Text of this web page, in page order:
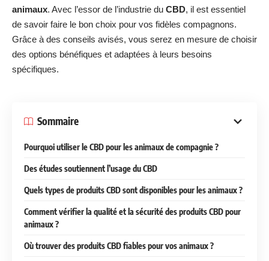
animaux. Avec l’essor de l’industrie du CBD, il est essentiel
de savoir faire le bon choix pour vos fidèles compagnons.
Grâce à des conseils avisés, vous serez en mesure de choisir
des options bénéfiques et adaptées à leurs besoins
spécifiques.
Sommaire
Pourquoi utiliser le CBD pour les animaux de compagnie ?
Des études soutiennent l’usage du CBD
Quels types de produits CBD sont disponibles pour les animaux ?
Comment vérifier la qualité et la sécurité des produits CBD pour
animaux ?
Où trouver des produits CBD fiables pour vos animaux ?